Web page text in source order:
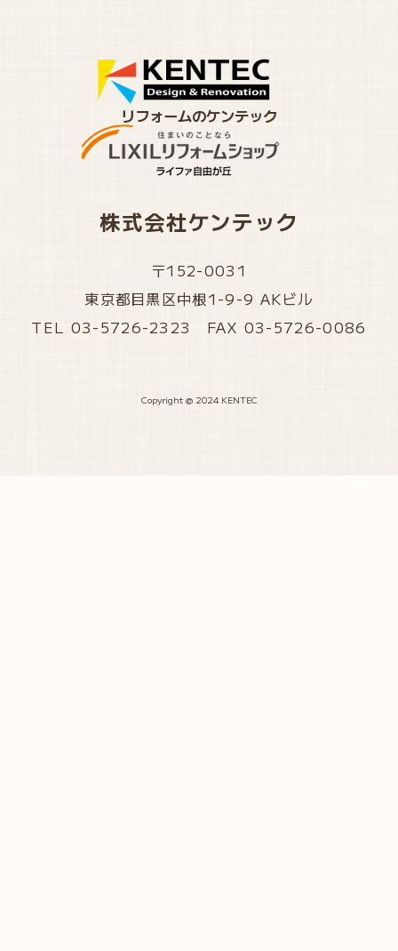
リフォームのケンテック
株式会社ケンテック
〒152-0031
東京都目黒区中根1-9-9 AKビル
TEL 03-5726-2323 FAX 03-5726-0086
Copyright @ 2024 KENTEC